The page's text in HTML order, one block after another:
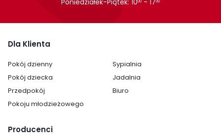
79 cm
Głębokość: 60 cm
Montaż:
Styl:
industrialny
nowoczesny
Pokój:
Podłokietniki:
00 00
Dla Klienta
Pokój dzienny
Sypialnia
Pokój dziecka
Jadalnia
Przedpokój
Biuro
Pokoju młodzieżowego
Producenci